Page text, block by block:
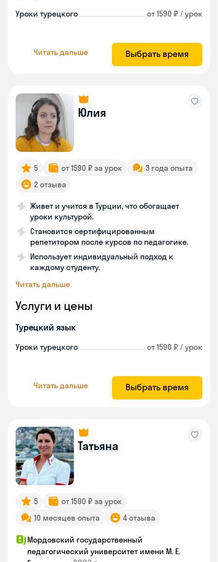
Уроки турецкого от 1590 ₽ / урок
Читать дальше Выбрать время
Юлия
5 от 1590 ₽ за урок
3 года опыта
2 отзыва
Живет и учится в Турции, что обогащает
уроки культурой.
Становится сертифицированным
репетитором после курсов по педагогике.
Использует индивидуальный подход к
каждому студенту.
Читать дальше
Услуги и цены
Турецкий язык
Уроки турецкого от 1590 ₽ / урок
Читать дальше Выбрать время
Татьяна
5
от 1590 ₽ за урок
10 месяцев опыта
4 отзыва
Мордовский государственный
педагогический университет имени М. Е.